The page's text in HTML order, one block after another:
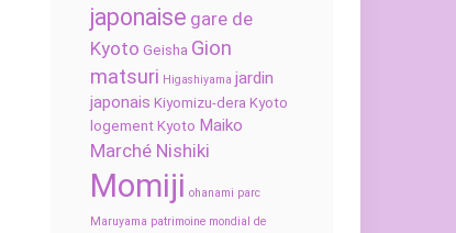
japonaise gare de
Kyoto Geisha Gion
matsuri Higashiyama jardin
japonais Kiyomizu-dera Kyoto
logement Kyoto Maiko
Marché Nishiki
Momiji ohanami parc
Maruyama patrimoine mondial de